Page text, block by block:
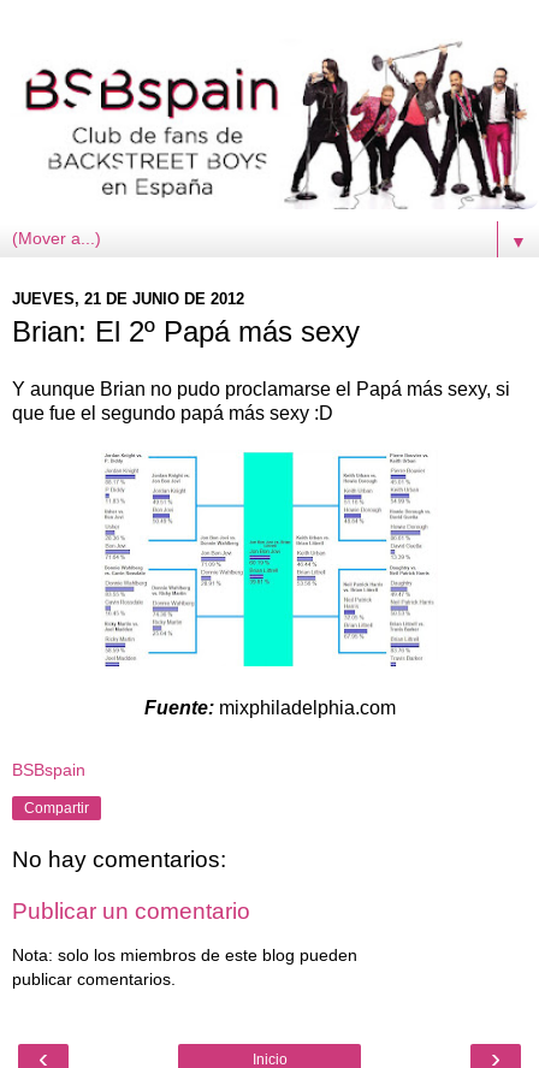
▼
JUEVES, 21 DE JUNIO DE 2012
Brian: El 2º Papá más sexy
Y aunque Brian no pudo proclamarse el Papá más sexy, si
que fue el segundo papá más sexy :D
Fuente:mixphiladelphia.com
BSBspain
Compartir
No hay comentarios:
Publicar un comentario
Nota: solo los miembros de este blog pueden
publicar comentarios.
‹ ›
Inicio